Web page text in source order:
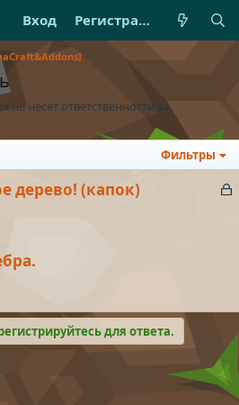
Вход Регистрация
несет ответственности за
Фильтры
З
дерево! (капок)
для ответа.